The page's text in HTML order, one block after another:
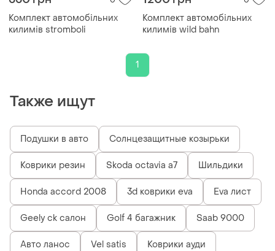
Комплект автомобільних
килимів stromboli
Комплект автомобільних
килимів wild bahn
1
Также ищут
Подушки в авто Солнцезащитные козырьки
Коврики резин Skoda octavia a7 Шильдики
Honda accord 2008 3d коврики eva Eva лист
Geely ck салон Golf 4 багажник Saab 9000
Авто ланос Vel satis Коврики ауди